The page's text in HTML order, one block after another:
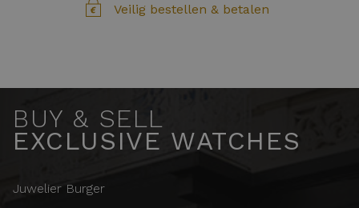
Veilig bestellen & betalen
BUY & SELL
EXCLUSIVE WATCHES
Juwelier Burger